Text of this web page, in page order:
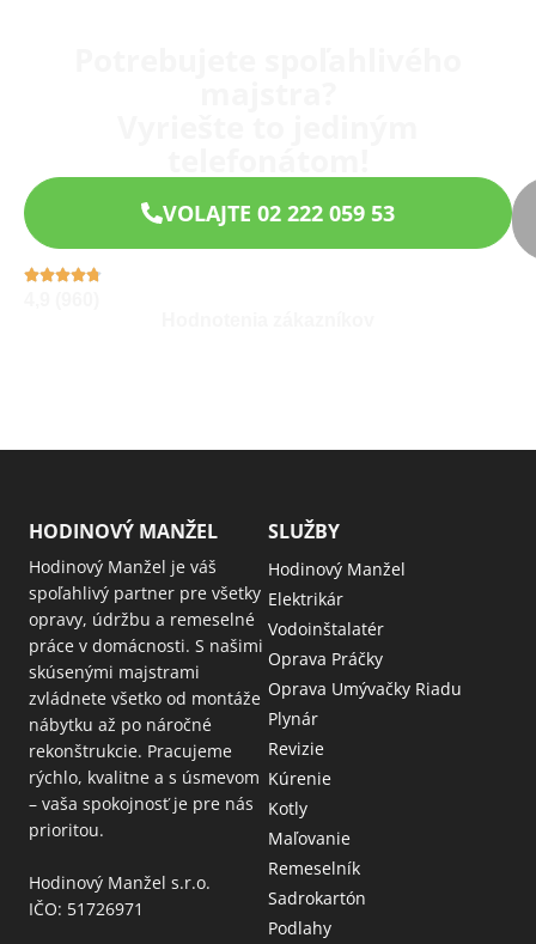
VOLAJTE 02 222 059 53
HODINOVÝ MANŽEL
Hodinový Manžel je váš
spoľahlivý partner pre všetky
opravy, údržbu a remeselné
práce v domácnosti. S našimi
skúsenými majstrami
zvládnete všetko od montáže
nábytku až po náročné
rekonštrukcie. Pracujeme
rýchlo, kvalitne a s úsmevom
– vaša spokojnosť je pre nás
prioritou.
Hodinový Manžel s.r.o.
IČO: 51726971
SLUŽBY
Hodinový Manžel
Elektrikár
Vodoinštalatér
Oprava Práčky
Oprava Umývačky Riadu
Plynár
Revizie
Kúrenie
Kotly
Maľovanie
Remeselník
Sadrokartón
Podlahy